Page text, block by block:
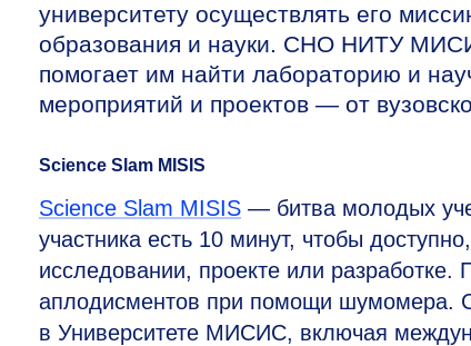
университету осуществлять его
образования и науки. СНО НИТУ
помогает им найти лабораторию и
мероприятий и проектов — от
Science Slam MISIS
Science Slam MISIS — битва молодых
участника есть 10 минут, чтобы
исследовании, проекте или разработке.
аплодисментов при помощи шумомера.
в Университете МИСИС, включая